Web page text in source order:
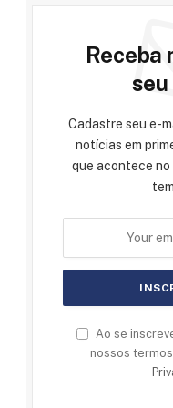
Receba
Cadastre seu e-
notícias em
que acontece no
Ao se
nossos